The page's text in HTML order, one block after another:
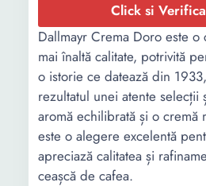
Click si
Dallmayr Crema Doro este
mai înaltă calitate, potrivită
o istorie ce datează din
rezultatul unei atente
aromă echilibrată și o cremă
este o alegere excelentă
apreciază calitatea și
ceașcă de cafea.